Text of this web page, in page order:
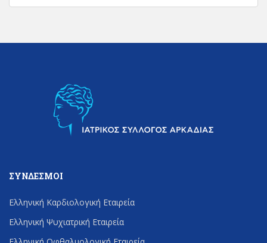
ΣΎΝΔΕΣΜΟΙ
Ελληνική Καρδιολογική Εταιρεία
Ελληνική Ψυχιατρική Εταιρεία